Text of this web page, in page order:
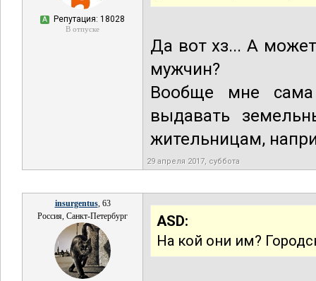
А Репутация: 18028
В отпуске
Да вот хз... А
мужчин?
Вообще мне
выдавать
жительницам,
29 апреля 2017, суббота
insurgentus, 63
Россия, Санкт-Петербург
ASD:
На кой они им?